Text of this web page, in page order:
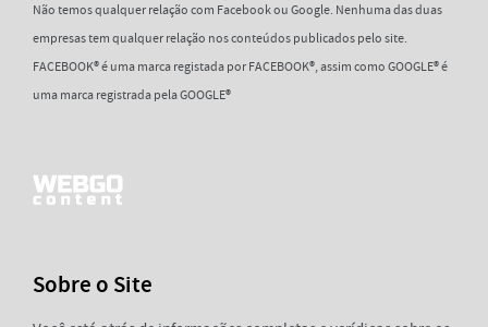
Não temos qualquer relação com Facebook ou Google. Nenhuma das duas
empresas tem qualquer relação nos conteúdos publicados pelo site.
FACEBOOK® é uma marca registada por FACEBOOK®, assim como GOOGLE® é
uma marca registrada pela GOOGLE®
Sobre o Site